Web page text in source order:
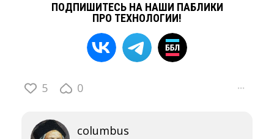
ПОДПИШИТЕСЬ НА НАШИ ПАБЛИКИ
ПРО ТЕХНОЛОГИИ!
5 0 ···
columbus